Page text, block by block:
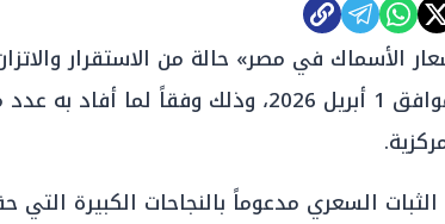
الأسماك في مصر» حالة من الاستقرار
الأربعاء، الموافق 1 أبريل 2026، وذلك وفقاً
السعري مدعوماً بالنجاحات الكبيرة التي